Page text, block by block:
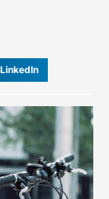
LinkedIn